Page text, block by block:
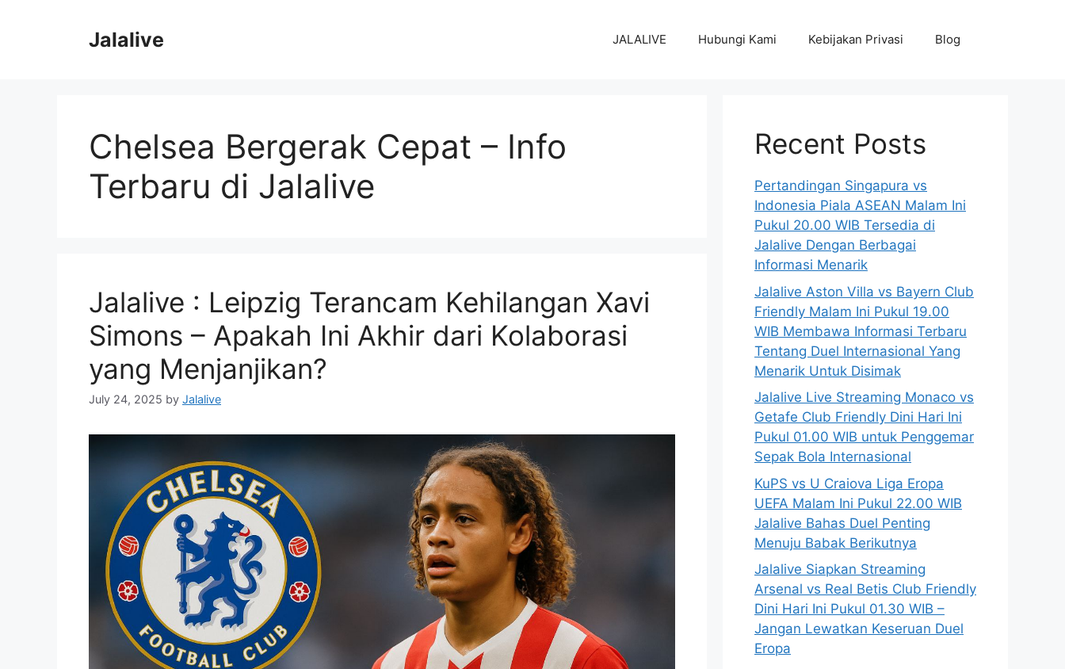
Jalalive JALALIVE Hubungi Kami Kebijakan Privasi Blog
Chelsea Bergerak Cepat – Info
Terbaru di Jalalive
Jalalive : Leipzig Terancam Kehilangan Xavi
Simons – Apakah Ini Akhir dari Kolaborasi
yang Menjanjikan?
July 24, 2025 by Jalalive
Recent Posts
Pertandingan Singapura vs
Indonesia Piala ASEAN Malam Ini
Pukul 20.00 WIB Tersedia di
Jalalive Dengan Berbagai
Informasi Menarik
Jalalive Aston Villa vs Bayern Club
Friendly Malam Ini Pukul 19.00
WIB Membawa Informasi Terbaru
Tentang Duel Internasional Yang
Menarik Untuk Disimak
Jalalive Live Streaming Monaco vs
Getafe Club Friendly Dini Hari Ini
Pukul 01.00 WIB untuk Penggemar
Sepak Bola Internasional
KuPS vs U Craiova Liga Eropa
UEFA Malam Ini Pukul 22.00 WIB
Jalalive Bahas Duel Penting
Menuju Babak Berikutnya
Jalalive Siapkan Streaming
Arsenal vs Real Betis Club Friendly
Dini Hari Ini Pukul 01.30 WIB –
Jangan Lewatkan Keseruan Duel
Eropa